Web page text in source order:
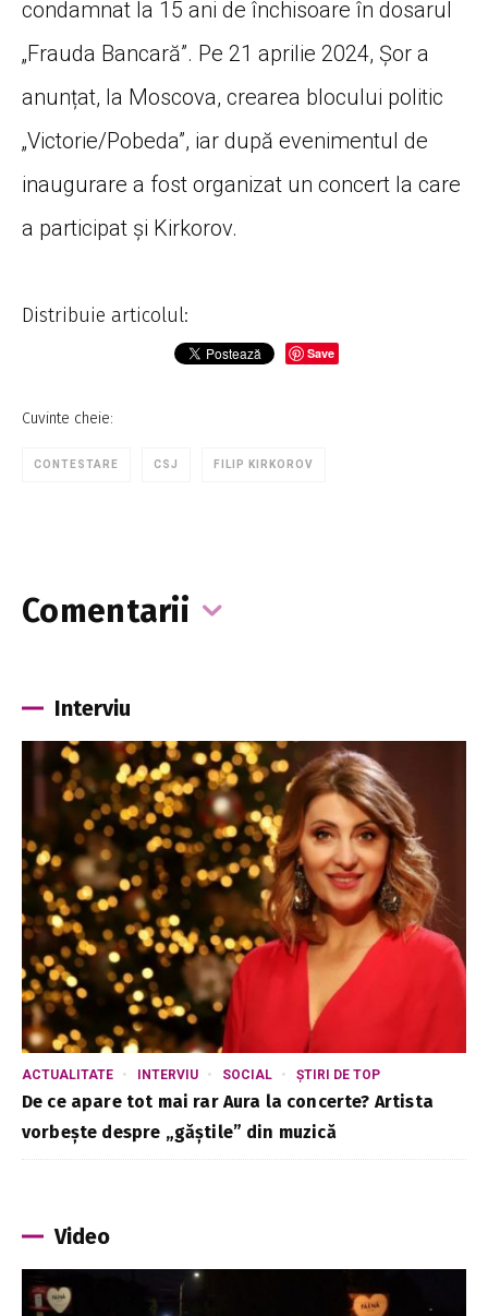
condamnat la 15 ani de închisoare în dosarul
„Frauda Bancară”. Pe 21 aprilie 2024, Șor a
anunțat, la Moscova, crearea blocului politic
„Victorie/Pobeda”, iar după evenimentul de
inaugurare a fost organizat un concert la care
a participat și Kirkorov.
Distribuie articolul:
Save
Cuvinte cheie:
CONTESTARE CSJ FILIP KIRKOROV
Comentarii
Interviu
ACTUALITATE INTERVIU SOCIAL ȘTIRI DE TOP
De ce apare tot mai rar Aura la concerte? Artista
vorbește despre „găștile” din muzică
Video